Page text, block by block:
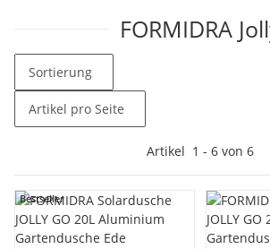
FORMIDRA
Sortierung
Artikel pro Seite
Artikel 1 - 6 von 6
Bestseller